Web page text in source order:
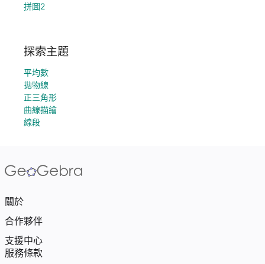
拼圖2
探索主題
平均數
拋物線
正三角形
曲線描繪
線段
關於
合作夥伴
支援中心
服務條款